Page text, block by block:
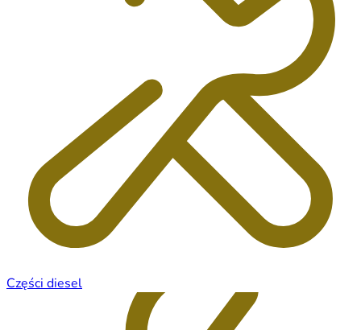
Części diesel